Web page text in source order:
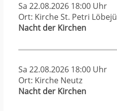
Sa 22.08.2026 18:00 Uhr
Ort: Kirche St. Petri
Nacht der Kirchen
Sa 22.08.2026 18:00 Uhr
Ort: Kirche Neutz
Nacht der Kirchen